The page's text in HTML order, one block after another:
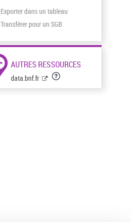
Exporter dans un tableau
Transférer pour un SGB
AUTRES RESSOURCES
data.bnf.fr